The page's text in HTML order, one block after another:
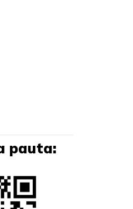
pauta: